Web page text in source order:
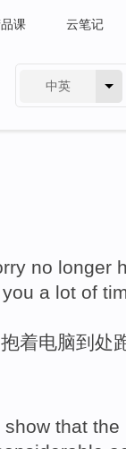
课 云笔记
中英
no longer
you a lot of
着电脑到处
show that the